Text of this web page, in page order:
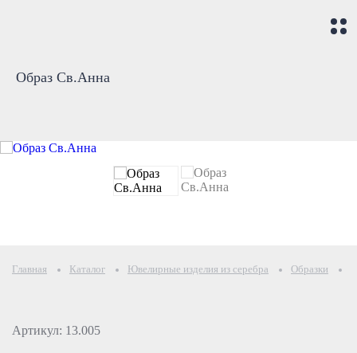
Образ Св.Анна
Главная Каталог Ювелирные изделия из серебра Образки
Артикул: 13.005